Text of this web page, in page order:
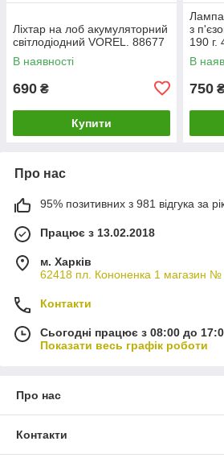
Ліхтар на лоб акумуляторний
світлодіодний VOREL. 88677
В наявності
690 ₴
Купити
Лампа
з
190 г.
В
750
Про нас
95% позитивних з 981 відгука за
Працює з 13.02.2018
м. Харків
62418 пл. Кононенка 1 магазин №
Контакти
Сьогодні працює з 08:00 до
Показати весь графік роботи
Про нас
Контакти